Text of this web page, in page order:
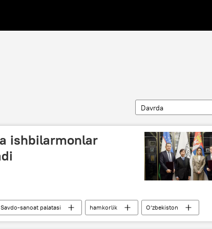
Davrda
ishbilarmonlar
Savdo-sanoat palatasi hamkorlik O‘zbekiston